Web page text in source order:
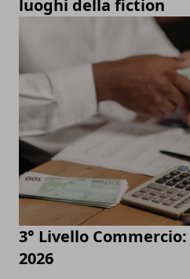
luoghi della fiction
3° Livello
2026